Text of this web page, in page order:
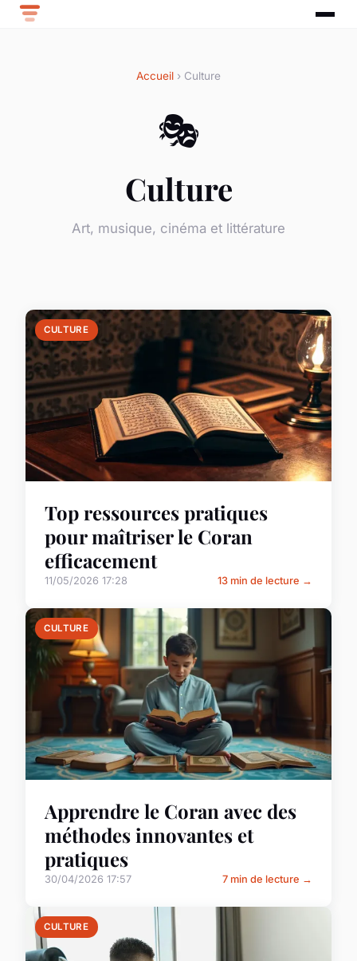
Accueil › Culture
🎭
Culture
Art, musique, cinéma et littérature
CULTURE
Top ressources pratiques
pour maîtriser le Coran
efficacement
11/05/2026 17:28 13 min de lecture →
CULTURE
Apprendre le Coran avec des
méthodes innovantes et
pratiques
30/04/2026 17:57 7 min de lecture →
CULTURE